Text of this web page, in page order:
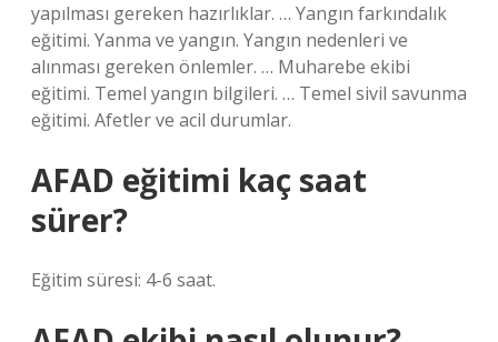
yapılması gereken hazırlıklar. … Yangın farkındalık
eğitimi. Yanma ve yangın. Yangın nedenleri ve
alınması gereken önlemler. … Muharebe ekibi
eğitimi. Temel yangın bilgileri. … Temel sivil savunma
eğitimi. Afetler ve acil durumlar.
AFAD eğitimi kaç saat
sürer?
Eğitim süresi: 4-6 saat.